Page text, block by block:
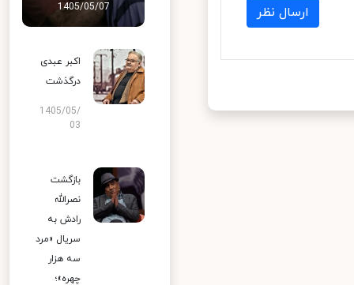
ارسال نظر 1405/05/07
اکبر عبدی
درگذشت
1405/05/
03
بازگشت
نصرالله
رادش به
سریال «مرد
سه هزار
چهره»؛